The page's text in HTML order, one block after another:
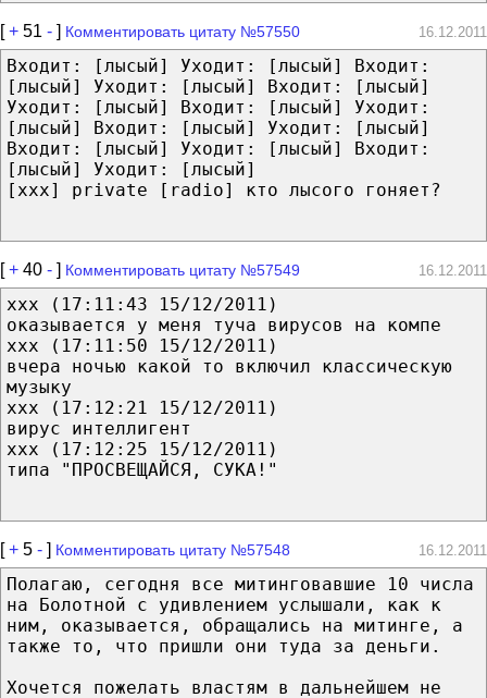
[+ 51 - ] Комментировать цитату №57550 16.12.2011
Входит: [лысый] Уходит: [лысый] Входит:
[лысый] Уходит: [лысый] Входит: [лысый]
Уходит: [лысый] Входит: [лысый] Уходит:
[лысый] Входит: [лысый] Уходит: [лысый]
Входит: [лысый] Уходит: [лысый] Входит:
[лысый] Уходит: [лысый]
[ххх] private [radio] кто лысого гоняет?
[+ 40 - ] Комментировать цитату №57549 16.12.2011
xxx (17:11:43 15/12/2011)
оказывается у меня туча вирусов на компе
xxx (17:11:50 15/12/2011)
вчера ночью какой то включил классическую
музыку
xxx (17:12:21 15/12/2011)
вирус интеллигент
xxx (17:12:25 15/12/2011)
типа "ПРОСВЕЩАЙСЯ, СУКА!"
[+ 5 - ] Комментировать цитату №57548 16.12.2011
Полагаю, сегодня все митинговавшие 10 числа
на Болотной с удивлением услышали, как к
ним, оказывается, обращались на митинге, а
также то, что пришли они туда за деньги.
Хочется пожелать властям в дальнейшем не